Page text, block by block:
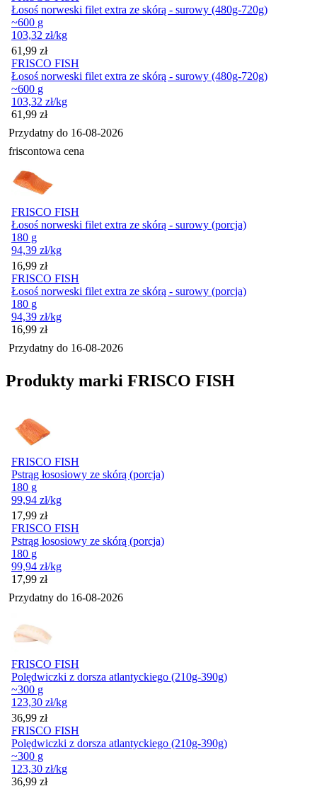
Łosoś norweski filet extra ze skórą - surowy (480g-720g)
~600 g
103,32 zł/kg
Cena
61,99 zł
FRISCO FISH
Łosoś norweski filet extra ze skórą - surowy (480g-720g)
~600 g
103,32 zł/kg
Cena
61,99 zł
Przydatny do 16-08-2026
friscontowa cena
FRISCO FISH
Łosoś norweski filet extra ze skórą - surowy (porcja)
180 g
94,39 zł/kg
Cena
16,99 zł
FRISCO FISH
Łosoś norweski filet extra ze skórą - surowy (porcja)
180 g
94,39 zł/kg
Cena
16,99 zł
Przydatny do 16-08-2026
Produkty marki FRISCO FISH
FRISCO FISH
Pstrąg łososiowy ze skórą (porcja)
180 g
99,94 zł/kg
Cena
17,99 zł
FRISCO FISH
Pstrąg łososiowy ze skórą (porcja)
180 g
99,94 zł/kg
Cena
17,99 zł
Przydatny do 16-08-2026
FRISCO FISH
Polędwiczki z dorsza atlantyckiego (210g-390g)
~300 g
123,30 zł/kg
Cena
36,99 zł
FRISCO FISH
Polędwiczki z dorsza atlantyckiego (210g-390g)
~300 g
123,30 zł/kg
Cena
36,99 zł